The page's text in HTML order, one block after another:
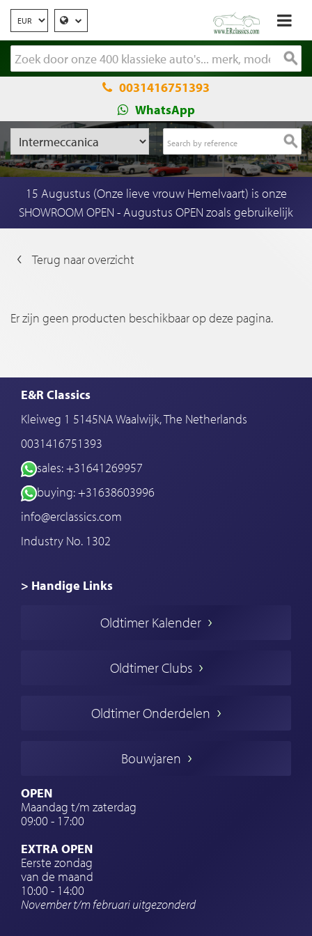
0031416751393
WhatsApp
15 Augustus (Onze lieve vrouw Hemelvaart) is onze
SHOWROOM OPEN - Augustus OPEN zoals gebruikelijk
Terug naar overzicht
Er zijn geen producten beschikbaar op deze pagina.
E&R Classics
Kleiweg 1 5145NA Waalwijk, The Netherlands
0031416751393
sales: +31641269957
buying: +31638603996
info@erclassics.com
Industry No. 1302
> Handige Links
Amerikaanse oldtimers
Franse oldtimers
Zweedse oldtimers
Oldtimer verzekering
Oldtimer reizen
Oldtimerwerkplaats
Automerk horloges
Oldtimer Kalender
Oldtimer Clubs
Oldtimer Onderdelen
Bouwjaren
OPEN
Maandag t/m zaterdag
09:00 - 17:00
EXTRA OPEN
Eerste zondag
van de maand
10:00 - 14:00
November t/m februariuitgezonderd